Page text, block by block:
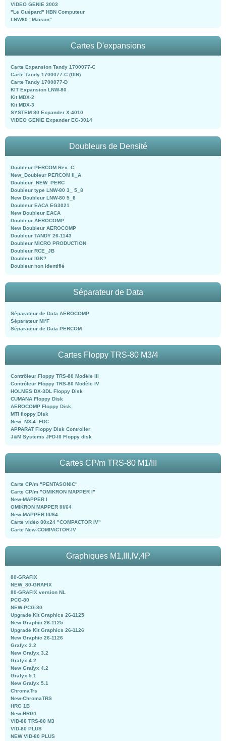
VIDEO GENIE 3003
"Le Guépard" HBN Computeur
LNW80 "Maison"
Cartes D'expansions
Carte Expansion Tandy 1700077-C
Carte Tandy 1700077-C (DIN)
Carte Tandy 1700077-D
KIT Expansion LNW-80
Kit MDX-2
Kit MDX-3
SYSTEM 80 Expander X-4010
VIDEO GENIE Expander EG-3014
Doubleurs de Densité
Doubleur PERCOM Rev_C
New_Doubleur PERCOM II_A
Doubleur_NEW_PERC
Doubleur type LNW-80 3_ 5_8
New Doubleur LNW-80 5_8
Doubleur EACA EG3021
New Doubleur EACA
Doubleur AEROCOMP
New Doubleur AEROCOMP
Doubleur TANDY 26-1143
Doubleur MICRO PRODUCTION
Doubleur RCE_JB
Doubleur IGK?
Doubleur non identifié
Séparateur de Data
Séparateur de Data AEROCOMP
Séparateur MI²F
Séparateur de Data PERCOM
Cartes Floppy TRS-80 M3/4
Contrôleur Floppy TRS-80 Modèle III
Contrôleur Floppy TRS-80 Modèle IV
HOLMES DX-3DL Floppy Disk
CUMANA Floppy Disk
AEROCOMP Floppy Disk
MTI floppy Disk
New_M3-4_FDC
APPARAT Floppy Disk Controller
J&M Systems JFD-III Floppy disk
Cartes CP/m TRS-80 M1/III
Carte CP/m "PENTASONIC"
Carte CP/m "OMIKRON MAPPER I"
New-MAPPER I
OMIKRON MAPPER III/64
New-MAPPER III/64
Carte vidéo 80x24 "COMPACTOR IV"
Carte New-COMPACTOR-IV
Graphiques M1,III,IV,4P
80-GRAFIX
NEW_80-GRAFIX
80-GRAFIX version NL
PCG-80
NEW-PCG-80
Upgrade Kit Graphics 26-1125
New Graphic 26-1125
Upgrade Kit Graphics 26-1126
New Graphic 26-1126
Grafyx 3.2
New Grafyx 3.2
Grafyx 4.2
New Grafyx 4.2
Grafyx 5.1
New Grafyx 5.1
ChromaTrs
New-ChromaTRS
HRG 1B
New-HRG1
VID-80 TRS-80 M3
VID-80 PLUS
NEW VID-80 PLUS